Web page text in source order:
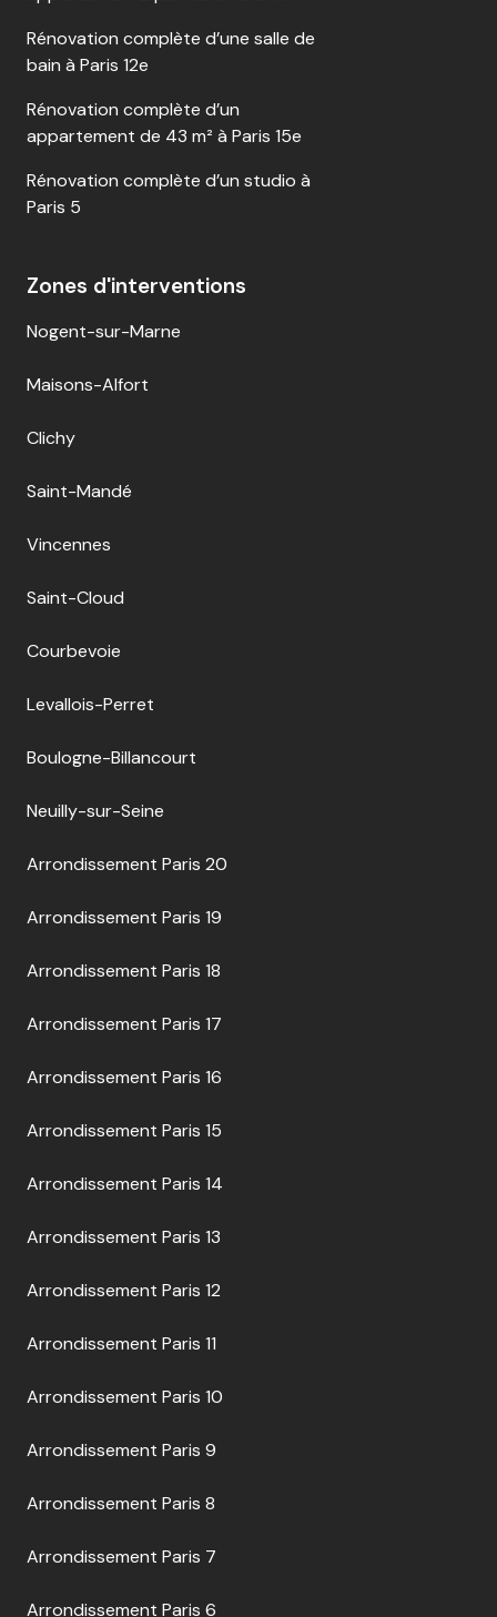
Rénovation complète d’une salle de
bain à Paris 12e
Rénovation complète d’un
appartement de 43 m² à Paris 15e
Rénovation complète d’un studio à
Paris 5
Zones d'interventions
Nogent-sur-Marne
Maisons-Alfort
Clichy
Saint-Mandé
Vincennes
Saint-Cloud
Courbevoie
Levallois-Perret
Boulogne-Billancourt
Neuilly-sur-Seine
Arrondissement Paris 20
Arrondissement Paris 19
Arrondissement Paris 18
Arrondissement Paris 17
Arrondissement Paris 16
Arrondissement Paris 15
Arrondissement Paris 14
Arrondissement Paris 13
Arrondissement Paris 12
Arrondissement Paris 11
Arrondissement Paris 10
Arrondissement Paris 9
Arrondissement Paris 8
Arrondissement Paris 7
Arrondissement Paris 6